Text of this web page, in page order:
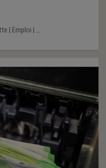
par les chiffres et
Emploi ...